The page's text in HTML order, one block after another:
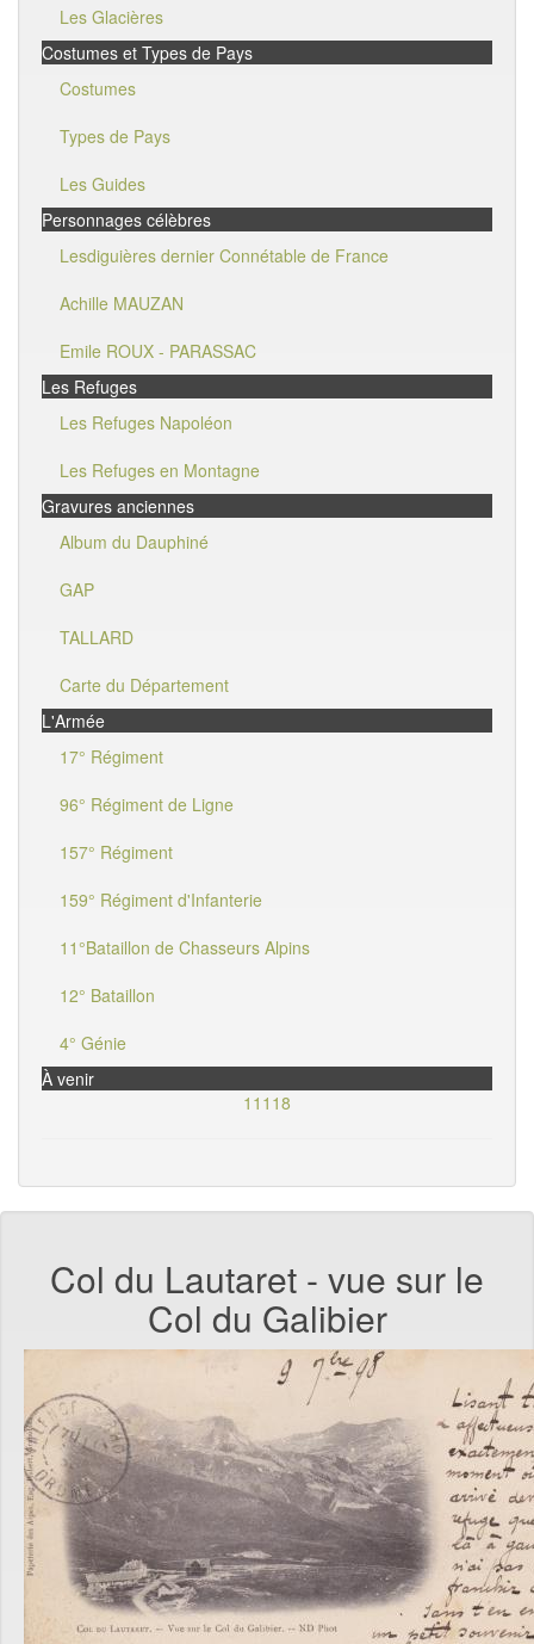
Les Glacières
Costumes et Types de Pays
Costumes
Types de Pays
Les Guides
Personnages célèbres
Lesdiguières dernier Connétable de France
Achille MAUZAN
Emile ROUX - PARASSAC
Les Refuges
Les Refuges Napoléon
Les Refuges en Montagne
Gravures anciennes
Album du Dauphiné
GAP
TALLARD
Carte du Département
L'Armée
17° Régiment
96° Régiment de Ligne
157° Régiment
159° Régiment d'Infanterie
11°Bataillon de Chasseurs Alpins
12° Bataillon
4° Génie
À venir
11118
Col du Lautaret - vue sur le
Col du Galibier